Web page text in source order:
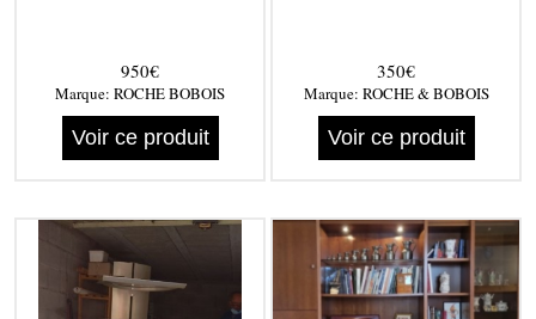
950€
Marque: ROCHE BOBOIS
Voir ce produit
350€
Marque: ROCHE & BOBOIS
Voir ce produit